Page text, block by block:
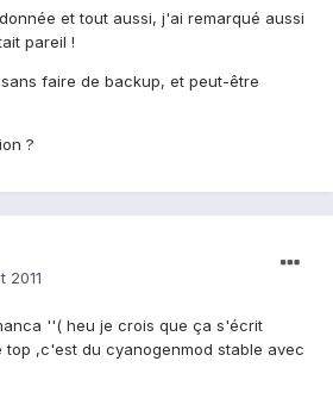
et tout aussi, j'ai remarqué aussi
pareil !
faire de backup, et peut-être
?
2011
''( heu je crois que ça s'écrit
top ,c'est du cyanogenmod stable avec